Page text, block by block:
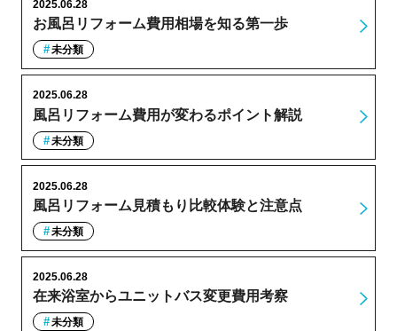
お風呂リフォーム費用相場を知る第一歩
2025.06.28
未分類
風呂リフォーム費用が変わるポイント解説
2025.06.28
未分類
風呂リフォーム見積もり比較体験と注意点
2025.06.28
未分類
在来浴室からユニットバス変更費用考察
2025.06.28
未分類